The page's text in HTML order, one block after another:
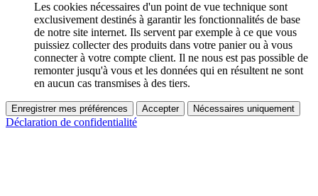
Les cookies nécessaires d'un point de vue technique sont
exclusivement destinés à garantir les fonctionnalités de base
de notre site internet. Ils servent par exemple à ce que vous
puissiez collecter des produits dans votre panier ou à vous
connecter à votre compte client. Il ne nous est pas possible de
remonter jusqu'à vous et les données qui en résultent ne sont
en aucun cas transmises à des tiers.
Enregistrer mes préférences Accepter Nécessaires uniquement
Déclaration de confidentialité